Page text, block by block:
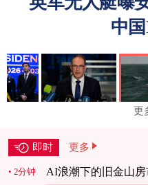
中
更
即时 更多
2分钟 AI浪潮下的旧金山